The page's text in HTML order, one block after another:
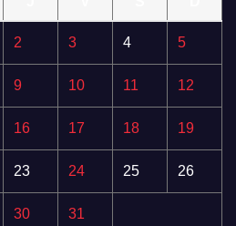
2 3 4 5
9 10 11 12
16 17 18 19
23 24 25 26
30 31